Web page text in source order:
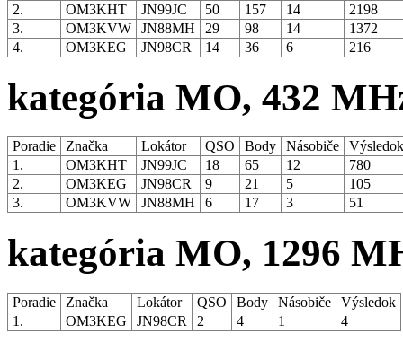
2.
OM3KHT JN99JC 50 157 14
2198
3.
OM3KVW JN88MH 29 98 14
1372
4.
OM3KEG JN98CR 14 36 6 216
kategória MO, 432
Poradie Značka Lokátor QSO Body Násobiče
1.
OM3KHT JN99JC 18 65 12
780
2.
OM3KEG JN98CR 9 21 5
105
3.
OM3KVW JN88MH 6 17 3 51
kategória MO, 1296
Poradie Značka Lokátor QSO Body Násobiče
Výsledok
1.
OM3KEG JN98CR 2 4 1 4